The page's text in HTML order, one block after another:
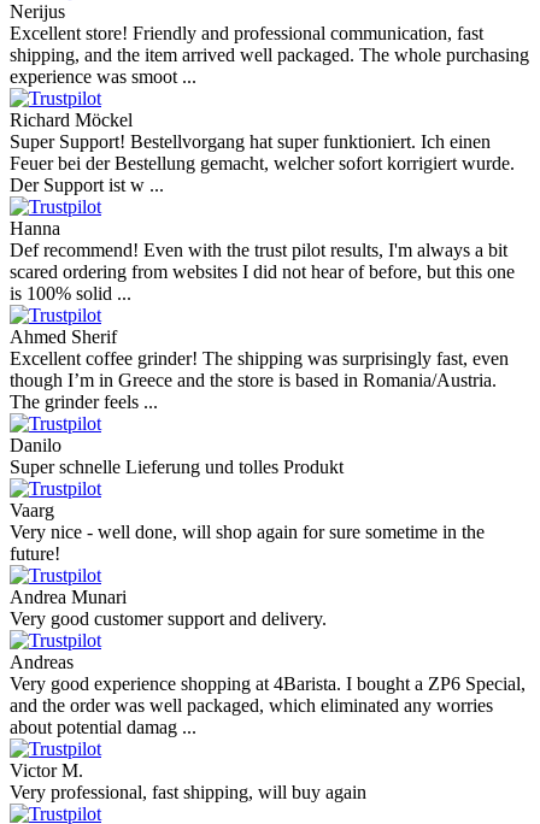
Nerijus
Excellent store! Friendly and professional communication, fast
shipping, and the item arrived well packaged. The whole purchasing
experience was smoot ...
Richard Möckel
Super Support! Bestellvorgang hat super funktioniert. Ich einen
Feuer bei der Bestellung gemacht, welcher sofort korrigiert wurde.
Der Support ist w ...
Hanna
Def recommend! Even with the trust pilot results, I'm always a bit
scared ordering from websites I did not hear of before, but this one
is 100% solid ...
Ahmed Sherif
Excellent coffee grinder! The shipping was surprisingly fast, even
though I’m in Greece and the store is based in Romania/Austria.
The grinder feels ...
Danilo
Super schnelle Lieferung und tolles Produkt
Vaarg
Very nice - well done, will shop again for sure sometime in the
future!
Andrea Munari
Very good customer support and delivery.
Andreas
Very good experience shopping at 4Barista. I bought a ZP6 Special,
and the order was well packaged, which eliminated any worries
about potential damag ...
Victor M.
Very professional, fast shipping, will buy again